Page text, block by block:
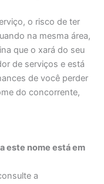
o risco de ter
na mesma área,
que o xará do seu
de serviços e está
de você perder
do concorrente,
este nome está em
a